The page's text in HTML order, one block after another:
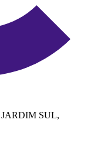
SUL,